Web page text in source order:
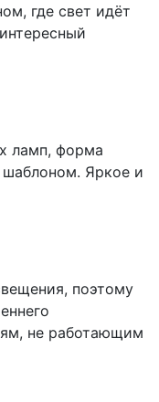
где свет идёт
ламп, форма
шаблоном. Яркое и
поэтому
не работающим